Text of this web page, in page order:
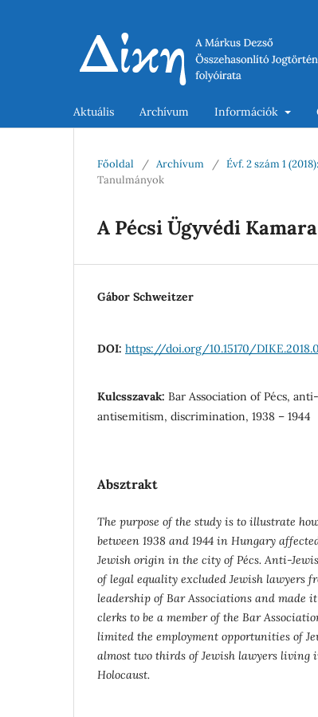
Aktuális Archívum Információk
Főoldal / Archívum / Évf. 2 szám 1
Tanulmányok
A Pécsi Ügyvédi
Gábor Schweitzer
DOI: https://doi.org/10.15170/
Kulcsszavak: Bar Association of Pécs,
antisemitism, discrimination, 1938 – 1944
Absztrakt
The purpose of the study is to illustrate
between 1938 and 1944 in Hungary
Jewish origin in the city of Pécs. Anti-
of legal equality excluded Jewish lawyers
leadership of Bar Associations and made
clerks to be a member of the Bar
limited the employment opportunities of
almost two thirds of Jewish lawyers living
Holocaust.